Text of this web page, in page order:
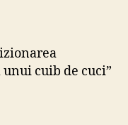
cuib de cuci”